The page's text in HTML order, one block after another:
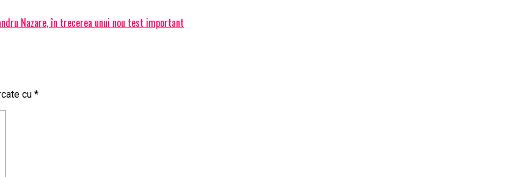
Nazare, în trecerea unui nou test important
cu *